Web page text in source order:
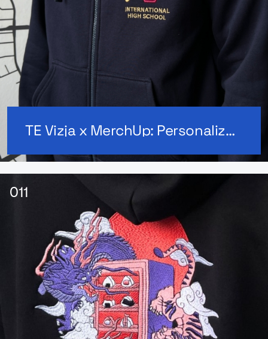
TE Vizja x MerchUp: Personalizowany krój bluzy dla liceum